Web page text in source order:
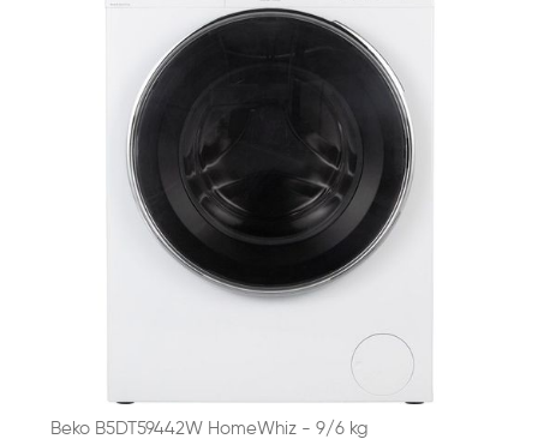
Beko B5DT59442W HomeWhiz - 9/6 kg